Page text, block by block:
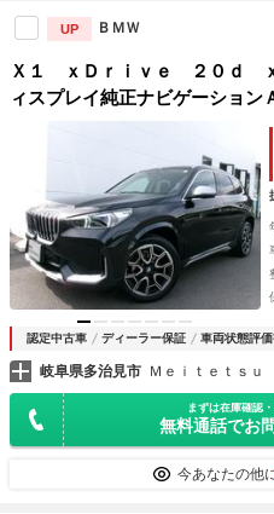
UP ＢＭＷ
Ｘ１ ｘＤｒｉｖｅ ２０ｄ
ィスプレイ純正ナビゲーション
位カメラヘッドＵＰディスプレ
ライト禁煙１オーナー認定中古車
認定中古車 ディーラー保証 車両状態評
岐阜県多治見市
まずは在庫確認
無料通話でお
今あなたの他